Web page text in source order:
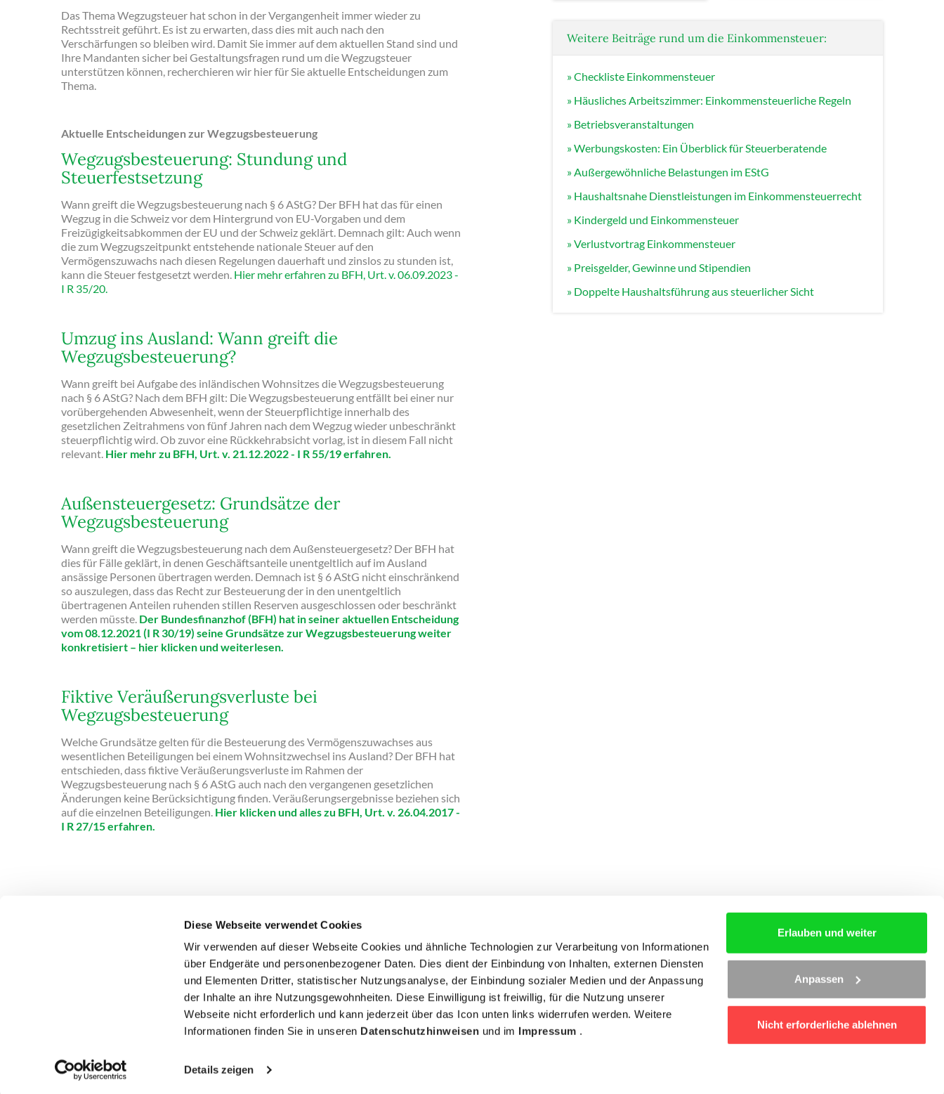
Diese Webseite verwendet Cookies
Wir verwenden auf dieser Webseite Cookies und ähnliche Technologien zur Verarbeitung von Informationen
über Endgeräte und personenbezogener Daten. Dies dient der Einbindung von Inhalten, externen Diensten
und Elementen Dritter, statistischer Nutzungsanalyse, der Einbindung sozialer Medien und der Anpassung
der Inhalte an ihre Nutzungsgewohnheiten. Diese Einwilligung ist freiwillig, für die Nutzung unserer
Webseite nicht erforderlich und kann jederzeit über das Icon unten links widerrufen werden. Weitere
Informationen finden Sie in unseren Datenschutzhinweisen und im Impressum .
Details zeigen
Erlauben und weiter
Anpassen
Nicht erforderliche ablehnen
Das Thema Wegzugsteuer hat schon in der Vergangenheit immer wieder zu
Rechtsstreit geführt. Es ist zu erwarten, dass dies mit auch nach den
Verschärfungen so bleiben wird. Damit Sie immer auf dem aktuellen Stand sind und
Ihre Mandanten sicher bei Gestaltungsfragen rund um die Wegzugsteuer
unterstützen können, recherchieren wir hier für Sie aktuelle Entscheidungen zum
Thema.
Aktuelle Entscheidungen zur Wegzugsbesteuerung
Wegzugsbesteuerung: Stundung und
Steuerfestsetzung
Wann greift die Wegzugsbesteuerung nach § 6 AStG? Der BFH hat das für einen
Wegzug in die Schweiz vor dem Hintergrund von EU-Vorgaben und dem
Freizügigkeitsabkommen der EU und der Schweiz geklärt. Demnach gilt: Auch wenn
die zum Wegzugszeitpunkt entstehende nationale Steuer auf den
Vermögenszuwachs nach diesen Regelungen dauerhaft und zinslos zu stunden ist,
kann die Steuer festgesetzt werden. Hier mehr erfahren zu BFH, Urt. v. 06.09.2023 -
I R 35/20.
Umzug ins Ausland: Wann greift die
Wegzugsbesteuerung?
Wann greift bei Aufgabe des inländischen Wohnsitzes die Wegzugsbesteuerung
nach § 6 AStG? Nach dem BFH gilt: Die Wegzugsbesteuerung entfällt bei einer nur
vorübergehenden Abwesenheit, wenn der Steuerpflichtige innerhalb des
gesetzlichen Zeitrahmens von fünf Jahren nach dem Wegzug wieder unbeschränkt
steuerpflichtig wird. Ob zuvor eine Rückkehrabsicht vorlag, ist in diesem Fall nicht
relevant. Hier mehr zu BFH, Urt. v. 21.12.2022 - I R 55/19 erfahren.
Außensteuergesetz: Grundsätze der
Wegzugsbesteuerung
Wann greift die Wegzugsbesteuerung nach dem Außensteuergesetz? Der BFH hat
dies für Fälle geklärt, in denen Geschäftsanteile unentgeltlich auf im Ausland
ansässige Personen übertragen werden. Demnach ist § 6 AStG nicht einschränkend
so auszulegen, dass das Recht zur Besteuerung der in den unentgeltlich
übertragenen Anteilen ruhenden stillen Reserven ausgeschlossen oder beschränkt
werden müsste. Der Bundesfinanzhof (BFH) hat in seiner aktuellen Entscheidung
vom 08.12.2021 (I R 30/19) seine Grundsätze zur Wegzugsbesteuerung weiter
konkretisiert – hier klicken und weiterlesen.
Fiktive Veräußerungsverluste bei
Wegzugsbesteuerung
Welche Grundsätze gelten für die Besteuerung des Vermögenszuwachses aus
wesentlichen Beteiligungen bei einem Wohnsitzwechsel ins Ausland? Der BFH hat
entschieden, dass fiktive Veräußerungsverluste im Rahmen der
Wegzugsbesteuerung nach § 6 AStG auch nach den vergangenen gesetzlichen
Änderungen keine Berücksichtigung finden. Veräußerungsergebnisse beziehen sich
auf die einzelnen Beteiligungen. Hier klicken und alles zu BFH, Urt. v. 26.04.2017 -
I R 27/15 erfahren.
Weitere Beiträge rund um die Einkommensteuer:
» Checkliste Einkommensteuer
» Häusliches Arbeitszimmer: Einkommensteuerliche Regeln
» Betriebsveranstaltungen
» Werbungskosten: Ein Überblick für Steuerberatende
» Außergewöhnliche Belastungen im EStG
» Haushaltsnahe Dienstleistungen im Einkommensteuerrecht
» Kindergeld und Einkommensteuer
» Verlustvortrag Einkommensteuer
» Preisgelder, Gewinne und Stipendien
» Doppelte Haushaltsführung aus steuerlicher Sicht
DEUBNER RECHT & STEUERN PRODUKTE COMPLIANCE IMPRESSUM DATENSCHUTZ COOKIES AGB
ÜBER UNS STELLENANZEIGEN